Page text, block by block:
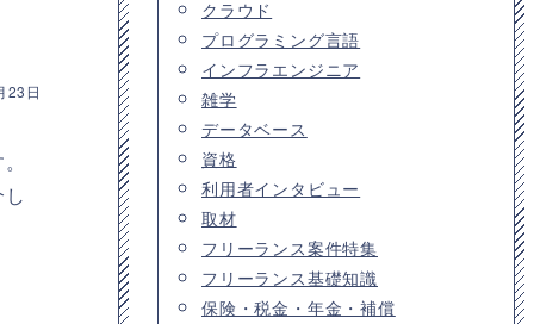
23日
クラウド
プログラミング言語
インフラエンジニア
雑学
データベース
資格
利用者インタビュー
取材
フリーランス案件特集
フリーランス基礎知識
保険・税金・年金・補償